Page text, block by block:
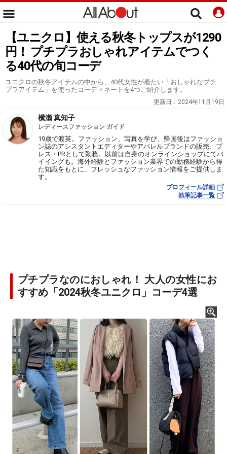
【ユニクロ】使える秋冬トップスが1290
円！ プチプラおしゃれアイテムでつく
る40代の旬コーデ
ユニクロの秋冬アイテムの中から、40代女性が着たい「おしゃれなプチ
プラアイテム」を使ったコーディネートを4つご紹介します。
更新日： 2024年11月19日
横瀬 真知子
レディースファッション ガイド
19歳で渡英。ファッション、写真を学び、帰国後はファッショ
ン誌のアシスタントエディターやアパレルブランドの販売、プ
レス・PRとして勤務。以前は自身のオンラインショップにてバ
イイングも。海外経験とファッション業界での勤務経験から得
た知識をもとに、フレッシュなファッション情報をご提供しま
す。
プロフィール詳細
執筆記事一覧
プチプラなのにおしゃれ！ 大人の女性にお
すすめ「2024秋冬ユニクロ」コーデ4選